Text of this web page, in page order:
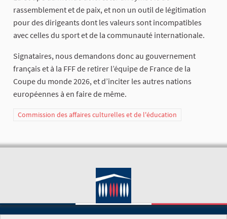
rassemblement et de paix, et non un outil de légitimation
pour des dirigeants dont les valeurs sont incompatibles
avec celles du sport et de la communauté internationale.
Signataires, nous demandons donc au gouvernement
français et à la FFF de retirer l’équipe de France de la
Coupe du monde 2026, et d’inciter les autres nations
européennes à en faire de même.
Commission des affaires culturelles et de l'éducation